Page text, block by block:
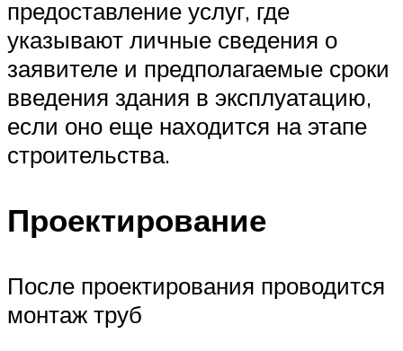
предоставление услуг, где
указывают личные сведения о
заявителе и предполагаемые сроки
введения здания в эксплуатацию,
если оно еще находится на этапе
строительства.
Проектирование
После проектирования проводится
монтаж труб